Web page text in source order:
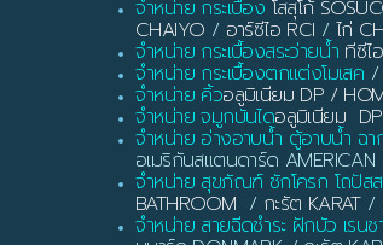
จำหน่าย กระเบื้อง โสสุโก้
CHAIYO / อาร์ซีไอ RCI / ไก่
จำหน่าย กระเบื้องสระว่ายน้ำ ทีซีไ
จำหน่าย กระเบื้องตกแต่งโมเสค /
จำหน่าย คิ้วอลูมิเนียม DP /
จำหน่าย จมูกบันไดอลูมิเนียม
จำหน่าย อ่างอาบน้ำ ตู้อาบน้ำ ฉ
อเมริกันสแตนดาร์ด AMERICAN
จำหน่าย สุขภัณฑ์ ชักโครก โถปัสส
BATHROOM / กะรัต KARAT/
จำหน่าย สายฉีดชำระ ฝักบัว เรน